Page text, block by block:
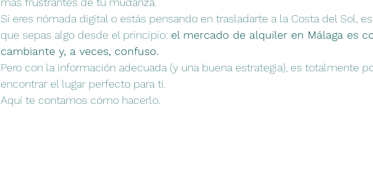
Si eres nómada digital o estás pensando en trasladarte a la Costa del Sol,
que sepas algo desde el principio: el mercado de alquiler en Málaga es
cambiante y, a veces, confuso.
Pero con la información adecuada (y una buena estrategia), es totalmente
encontrar el lugar perfecto para ti.
Aquí te contamos cómo hacerlo.